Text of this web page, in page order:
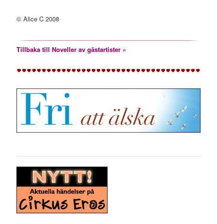
© Alice C 2008
Tillbaka till Noveller av gästartister »